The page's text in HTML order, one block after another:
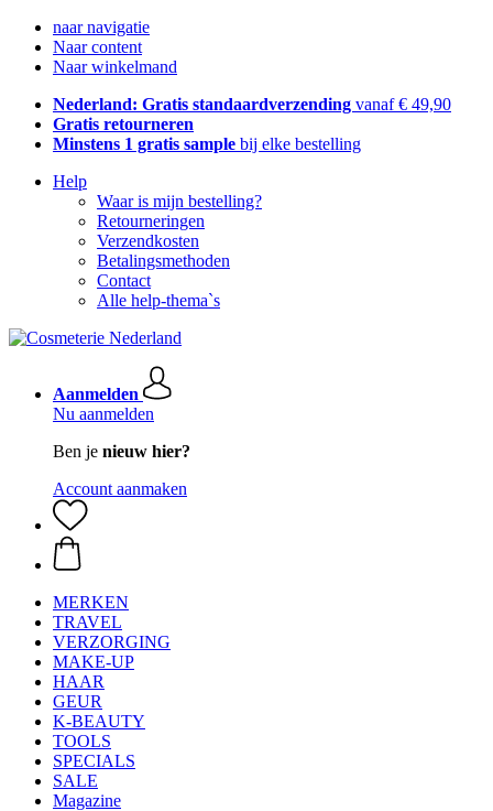
naar navigatie
Naar content
Naar winkelmand
Nederland: Gratis standaardverzending vanaf € 49,90
Gratis retourneren
Minstens 1 gratis sample bij elke bestelling
Help
Waar is mijn bestelling?
Retourneringen
Verzendkosten
Betalingsmethoden
Contact
Alle help-thema`s
Aanmelden
Nu aanmelden
Ben je nieuw hier?
Account aanmaken
MERKEN
TRAVEL
VERZORGING
MAKE-UP
HAAR
GEUR
K-BEAUTY
TOOLS
SPECIALS
SALE
Magazine